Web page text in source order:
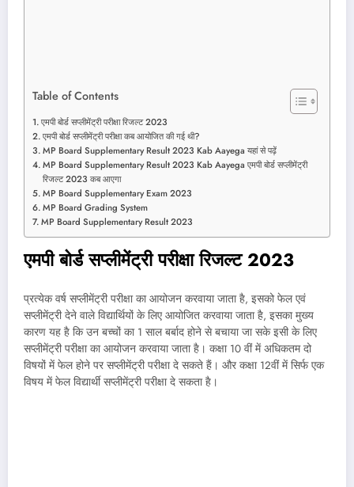
Table of Contents
एमपी बोर्ड सप्लीमेंट्री परीक्षा रिजल्ट 2023
एमपी बोर्ड सप्लीमेंट्री परीक्षा कब आयोजित की गई थी?
MP Board Supplementary Result 2023 Kab Aayega यहां से पढ़ें
MP Board Supplementary Result 2023 Kab Aayega एमपी बोर्ड सप्लीमेंट्री
रिजल्ट 2023 कब आएगा
MP Board Supplementary Exam 2023
MP Board Grading System
MP Board Supplementary Result 2023
एमपी बोर्ड सप्लीमेंट्री परीक्षा रिजल्ट 2023
प्रत्येक वर्ष सप्लीमेंट्री परीक्षा का आयोजन करवाया जाता है, इसको फेल एवं
सप्लीमेंट्री देने वाले विद्यार्थियों के लिए आयोजित करवाया जाता है, इसका मुख्य
कारण यह है कि उन बच्चों का 1 साल बर्बाद होने से बचाया जा सके इसी के लिए
सप्लीमेंट्री परीक्षा का आयोजन करवाया जाता है। कक्षा 10 वीं में अधिकतम दो
विषयों में फेल होने पर सप्लीमेंट्री परीक्षा दे सकते हैं। और कक्षा 12वीं में सिर्फ एक
विषय में फेल विद्यार्थी सप्लीमेंट्री परीक्षा दे सकता है।